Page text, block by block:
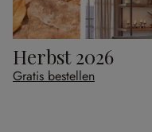
Herbst 2026
Gratis bestellen